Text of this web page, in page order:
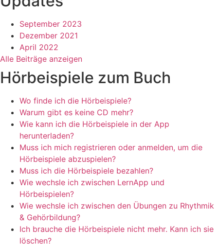
September 2023
Dezember 2021
April 2022
Alle Beiträge anzeigen
Hörbeispiele zum Buch
Wo finde ich die Hörbeispiele?
Warum gibt es keine CD mehr?
Wie kann ich die Hörbeispiele in der App
herunterladen?
Muss ich mich registrieren oder anmelden, um die
Hörbeispiele abzuspielen?
Muss ich die Hörbeispiele bezahlen?
Wie wechsle ich zwischen LernApp und
Hörbeispielen?
Wie wechsle ich zwischen den Übungen zu Rhythmik
& Gehörbildung?
Ich brauche die Hörbeispiele nicht mehr. Kann ich sie
löschen?